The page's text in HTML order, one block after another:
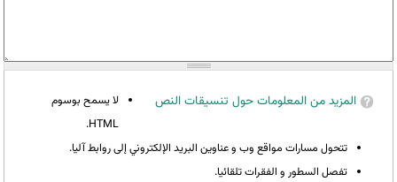
المزيد من المعلومات حول تنسيقات النص
لا يسمح بوسوم
HTML.
تتحول مسارات مواقع وب و عناوين البريد الإلكتروني إلى روابط آليا.
تفصل السطور و الفقرات تلقائيا.